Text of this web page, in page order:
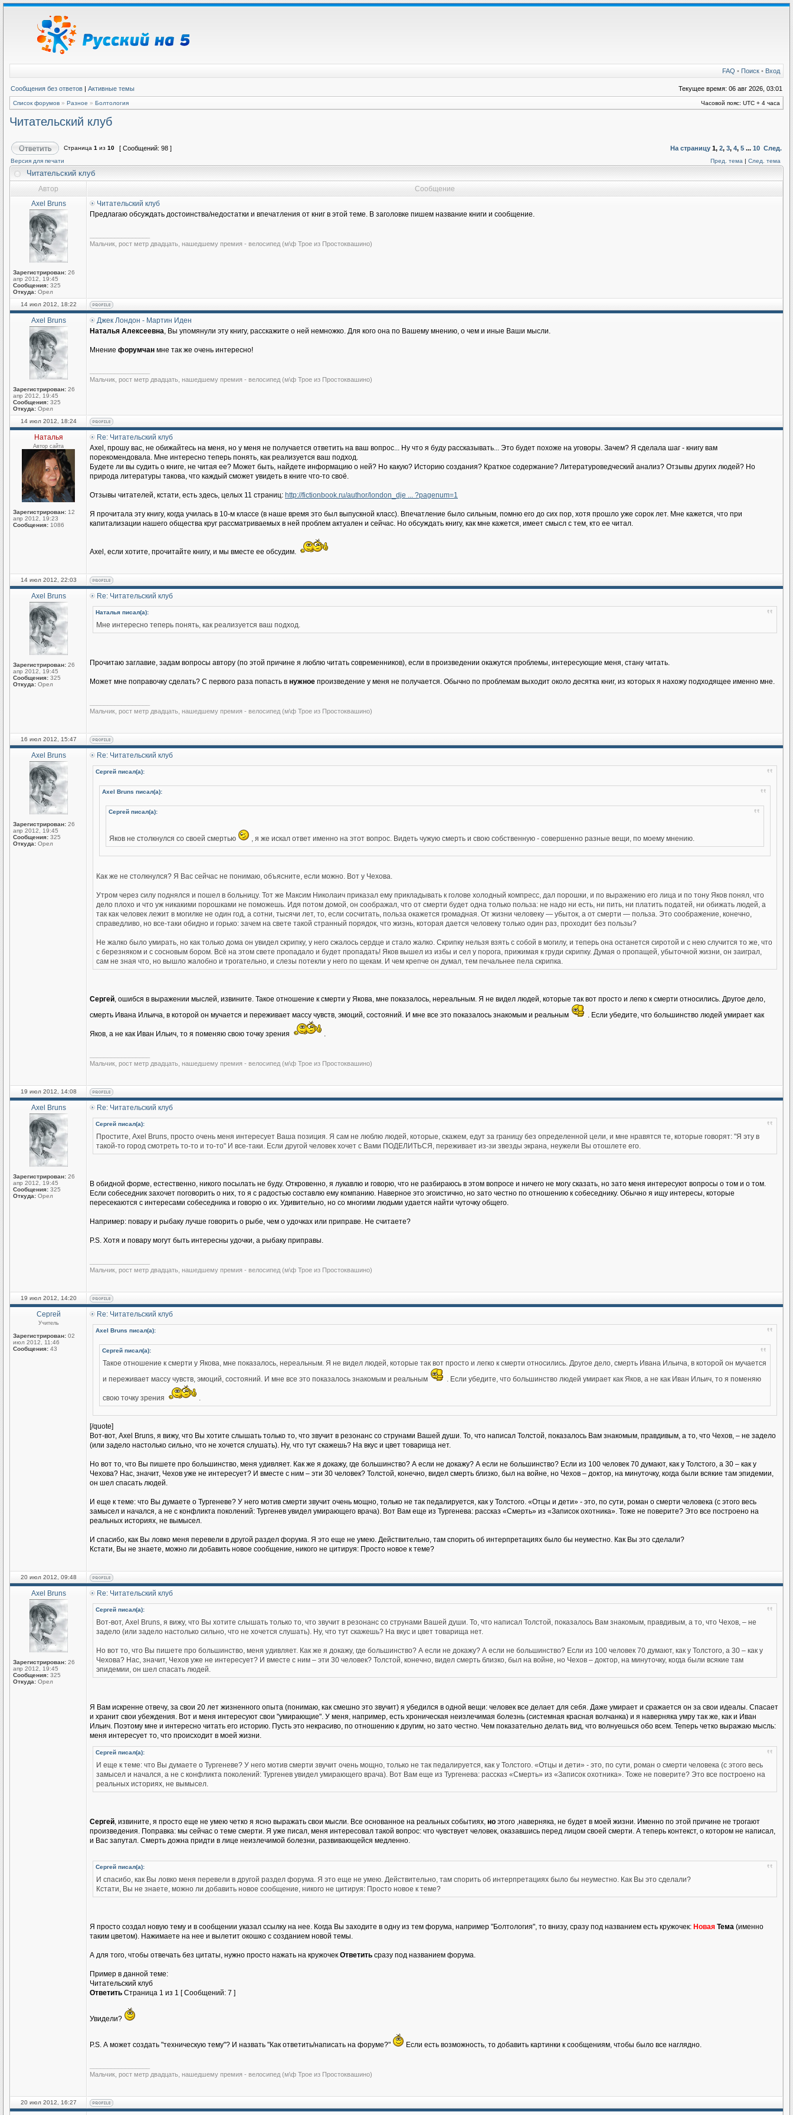
FAQ • Поиск • Вход
Сообщения без ответов | Активные темы Текущее время: 06 авг 2026, 03:01
Список форумов » Разное » Болтология Часовой пояс: UTC + 4 часа
Читательский клуб
Страница 1 из 10 [ Сообщений: 98 ] На страницу 1, 2, 3, 4, 5 ... 10 След.
Версия для печати Пред. тема | След. тема
Читательский клуб
Автор
Сообщение
Axel Bruns
Зарегистрирован: 26
апр 2012, 19:45
Сообщения: 325
Откуда: Орел
Читательский клуб
Предлагаю обсуждать достоинства/недостатки и впечатления от книг в этой теме. В заголовке пишем название книги и сообщение.
Мальчик, рост метр двадцать, нашедшему премия - велосипед (м\ф Трое из Простоквашино)
14 июл 2012, 18:22
Axel Bruns
Зарегистрирован: 26
апр 2012, 19:45
Сообщения: 325
Откуда: Орел
Джек Лондон - Мартин Иден
Наталья Алексеевна, Вы упомянули эту книгу, расскажите о ней немножко. Для кого она по Вашему мнению, о чем и иные Ваши мысли.
Мнение форумчан мне так же очень интересно!
Мальчик, рост метр двадцать, нашедшему премия - велосипед (м\ф Трое из Простоквашино)
14 июл 2012, 18:24
Наталья
Автор сайта
Зарегистрирован: 12
апр 2012, 19:23
Сообщения: 1086
Re: Читательский клуб
Axel, прошу вас, не обижайтесь на меня, но у меня не получается ответить на ваш вопрос... Ну что я буду рассказывать... Это будет похоже на уговоры. Зачем? Я сделала шаг - книгу вам
порекомендовала. Мне интересно теперь понять, как реализуется ваш подход.
Будете ли вы судить о книге, не читая ее? Может быть, найдете информацию о ней? Но какую? Историю создания? Краткое содержание? Литературоведческий анализ? Отзывы других людей? Но
природа литературы такова, что каждый сможет увидеть в книге что-то своё.
Отзывы читателей, кстати, есть здесь, целых 11 страниц: http://fictionbook.ru/author/london_dje ... ?pagenum=1
Я прочитала эту книгу, когда училась в 10-м классе (в наше время это был выпускной класс). Впечатление было сильным, помню его до сих пор, хотя прошло уже сорок лет. Мне кажется, что при
капитализации нашего общества круг рассматриваемых в ней проблем актуален и сейчас. Но обсуждать книгу, как мне кажется, имеет смысл с тем, кто ее читал.
Ахеl, если хотите, прочитайте книгу, и мы вместе ее обсудим.
14 июл 2012, 22:03
Axel Bruns
Зарегистрирован: 26
апр 2012, 19:45
Сообщения: 325
Откуда: Орел
Re: Читательский клуб
Наталья писал(а):
Мне интересно теперь понять, как реализуется ваш подход.
Прочитаю заглавие, задам вопросы автору (по этой причине я люблю читать современников), если в произведении окажутся проблемы, интересующие меня, стану читать.
Может мне поправочку сделать? С первого раза попасть в нужное произведение у меня не получается. Обычно по проблемам выходит около десятка книг, из которых я нахожу подходящее именно мне.
Мальчик, рост метр двадцать, нашедшему премия - велосипед (м\ф Трое из Простоквашино)
16 июл 2012, 15:47
Axel Bruns
Зарегистрирован: 26
апр 2012, 19:45
Сообщения: 325
Откуда: Орел
Re: Читательский клуб
Сергей писал(а):
Axel Bruns писал(а):
Сергей писал(а):
Яков не столкнулся со своей смертью , я же искал ответ именно на этот вопрос. Видеть чужую смерть и свою собственную - совершенно разные вещи, по моему мнению.
Как же не столкнулся? Я Вас сейчас не понимаю, объясните, если можно. Вот у Чехова.
Утром через силу поднялся и пошел в больницу. Тот же Максим Николаич приказал ему прикладывать к голове холодный компресс, дал порошки, и по выражению его лица и по тону Яков понял, что
дело плохо и что уж никакими порошками не поможешь. Идя потом домой, он соображал, что от смерти будет одна только польза: не надо ни есть, ни пить, ни платить податей, ни обижать людей, а
так как человек лежит в могилке не один год, а сотни, тысячи лет, то, если сосчитать, польза окажется громадная. От жизни человеку — убыток, а от смерти — польза. Это соображение, конечно,
справедливо, но все-таки обидно и горько: зачем на свете такой странный порядок, что жизнь, которая дается человеку только один раз, проходит без пользы?
Не жалко было умирать, но как только дома он увидел скрипку, у него сжалось сердце и стало жалко. Скрипку нельзя взять с собой в могилу, и теперь она останется сиротой и с нею случится то же, что
с березняком и с сосновым бором. Всё на этом свете пропадало и будет пропадать! Яков вышел из избы и сел у порога, прижимая к груди скрипку. Думая о пропащей, убыточной жизни, он заиграл,
сам не зная что, но вышло жалобно и трогательно, и слезы потекли у него по щекам. И чем крепче он думал, тем печальнее пела скрипка.
Сергей, ошибся в выражении мыслей, извините. Такое отношение к смерти у Якова, мне показалось, нереальным. Я не видел людей, которые так вот просто и легко к смерти относились. Другое дело,
смерть Ивана Ильича, в которой он мучается и переживает массу чувств, эмоций, состояний. И мне все это показалось знакомым и реальным
. Если убедите, что большинство людей умирает как
Яков, а не как Иван Ильич, то я поменяю свою точку зрения .
Мальчик, рост метр двадцать, нашедшему премия - велосипед (м\ф Трое из Простоквашино)
19 июл 2012, 14:08
Axel Bruns
Зарегистрирован: 26
апр 2012, 19:45
Сообщения: 325
Откуда: Орел
Re: Читательский клуб
Сергей писал(а):
Простите, Axel Bruns, просто очень меня интересует Ваша позиция. Я сам не люблю людей, которые, скажем, едут за границу без определенной цели, и мне нравятся те, которые говорят: "Я эту в
такой-то город смотреть то-то и то-то" И все-таки. Если другой человек хочет с Вами ПОДЕЛИТЬСЯ, переживает из-зи звезды экрана, неужели Вы отошлете его.
В обидной форме, естественно, никого посылать не буду. Откровенно, я лукавлю и говорю, что не разбираюсь в этом вопросе и ничего не могу сказать, но зато меня интересуют вопросы о том и о том.
Если собеседник захочет поговорить о них, то я с радостью составлю ему компанию. Наверное это эгоистично, но зато честно по отношению к собеседнику. Обычно я ищу интересы, которые
пересекаются с интересами собеседника и говорю о их. Удивительно, но со многими людьми удается найти чуточку общего.
Например: повару и рыбаку лучше говорить о рыбе, чем о удочках или приправе. Не считаете?
P.S. Хотя и повару могут быть интересны удочки, а рыбаку приправы.
Мальчик, рост метр двадцать, нашедшему премия - велосипед (м\ф Трое из Простоквашино)
19 июл 2012, 14:20
Сергей
Учитель
Зарегистрирован: 02
июл 2012, 11:46
Сообщения: 43
Re: Читательский клуб
Axel Bruns писал(а):
Сергей писал(а):
Такое отношение к смерти у Якова, мне показалось, нереальным. Я не видел людей, которые так вот просто и легко к смерти относились. Другое дело, смерть Ивана Ильича, в которой он мучается
и переживает массу чувств, эмоций, состояний. И мне все это показалось знакомым и реальным
. Если убедите, что большинство людей умирает как Яков, а не как Иван Ильич, то я поменяю
свою точку зрения .
[/quote]
Вот-вот, Axel Bruns, я вижу, что Вы хотите слышать только то, что звучит в резонанс со струнами Вашей души. То, что написал Толстой, показалось Вам знакомым, правдивым, а то, что Чехов, – не задело
(или задело настолько сильно, что не хочется слушать). Ну, что тут скажешь? На вкус и цвет товарища нет.
Но вот то, что Вы пишете про большинство, меня удивляет. Как же я докажу, где большинство? А если не докажу? А если не большинство? Если из 100 человек 70 думают, как у Толстого, а 30 – как у
Чехова? Нас, значит, Чехов уже не интересует? И вместе с ним – эти 30 человек? Толстой, конечно, видел смерть близко, был на войне, но Чехов – доктор, на минуточку, когда были всякие там эпидемии,
он шел спасать людей.
И еще к теме: что Вы думаете о Тургеневе? У него мотив смерти звучит очень мощно, только не так педалируется, как у Толстого. «Отцы и дети» - это, по сути, роман о смерти человека (с этого весь
замысел и начался, а не с конфликта поколений: Тургенев увидел умирающего врача). Вот Вам еще из Тургенева: рассказ «Смерть» из «Записок охотника». Тоже не поверите? Это все построено на
реальных историях, не вымысел.
И спасибо, как Вы ловко меня перевели в другой раздел форума. Я это еще не умею. Действительно, там спорить об интерпретациях было бы неуместно. Как Вы это сделали?
Кстати, Вы не знаете, можно ли добавить новое сообщение, никого не цитируя: Просто новое к теме?
20 июл 2012, 09:48
Axel Bruns
Зарегистрирован: 26
апр 2012, 19:45
Сообщения: 325
Откуда: Орел
Re: Читательский клуб
Сергей писал(а):
Вот-вот, Axel Bruns, я вижу, что Вы хотите слышать только то, что звучит в резонанс со струнами Вашей души. То, что написал Толстой, показалось Вам знакомым, правдивым, а то, что Чехов, – не
задело (или задело настолько сильно, что не хочется слушать). Ну, что тут скажешь? На вкус и цвет товарища нет.
Но вот то, что Вы пишете про большинство, меня удивляет. Как же я докажу, где большинство? А если не докажу? А если не большинство? Если из 100 человек 70 думают, как у Толстого, а 30 – как у
Чехова? Нас, значит, Чехов уже не интересует? И вместе с ним – эти 30 человек? Толстой, конечно, видел смерть близко, был на войне, но Чехов – доктор, на минуточку, когда были всякие там
эпидемии, он шел спасать людей.
Я Вам искренне отвечу, за свои 20 лет жизненного опыта (понимаю, как смешно это звучит) я убедился в одной вещи: человек все делает для себя. Даже умирает и сражается он за свои идеалы. Спасает
и хранит свои убеждения. Вот и меня интересуют свои "умирающие". У меня, например, есть хроническая неизлечимая болезнь (системная красная волчанка) и я наверняка умру так же, как и Иван
Ильич. Поэтому мне и интересно читать его историю. Пусть это некрасиво, по отношению к другим, но зато честно. Чем показательно делать вид, что волнуешься обо всем. Теперь четко выражаю мысль:
меня интересует то, что происходит в моей жизни.
Сергей писал(а):
И еще к теме: что Вы думаете о Тургеневе? У него мотив смерти звучит очень мощно, только не так педалируется, как у Толстого. «Отцы и дети» - это, по сути, роман о смерти человека (с этого весь
замысел и начался, а не с конфликта поколений: Тургенев увидел умирающего врача). Вот Вам еще из Тургенева: рассказ «Смерть» из «Записок охотника». Тоже не поверите? Это все построено на
реальных историях, не вымысел.
Сергей, извините, я просто еще не умею четко я ясно выражать свои мысли. Все основанное на реальных событиях, но этого ,наверняка, не будет в моей жизни. Именно по этой причине не трогают
произведения. Поправка: мы сейчас о теме смерти. Я уже писал, меня интересовал такой вопрос: что чувствует человек, оказавшись перед лицом своей смерти. А теперь контекст, о котором не написал,
и Вас запутал. Смерть дожна придти в лице неизлечимой болезни, развивающейся медленно.
Сергей писал(а):
И спасибо, как Вы ловко меня перевели в другой раздел форума. Я это еще не умею. Действительно, там спорить об интерпретациях было бы неуместно. Как Вы это сделали?
Кстати, Вы не знаете, можно ли добавить новое сообщение, никого не цитируя: Просто новое к теме?
Я просто создал новую тему и в сообщении указал ссылку на нее. Когда Вы заходите в одну из тем форума, например "Болтология", то внизу, сразу под названием есть кружочек: Новая Тема (именно
таким цветом). Нажимаете на нее и вылетит окошко с созданием новой темы.
А для того, чтобы отвечать без цитаты, нужно просто нажать на кружочек Ответить сразу под названием форума.
Пример в данной теме:
Читательский клуб
Ответить Страница 1 из 1 [ Сообщений: 7 ]
Увидели?
P.S. А может создать "техническую тему"? И назвать "Как ответить/написать на форуме?" Если есть возможность, то добавить картинки к сообщениям, чтобы было все наглядно.
Мальчик, рост метр двадцать, нашедшему премия - велосипед (м\ф Трое из Простоквашино)
20 июл 2012, 16:27